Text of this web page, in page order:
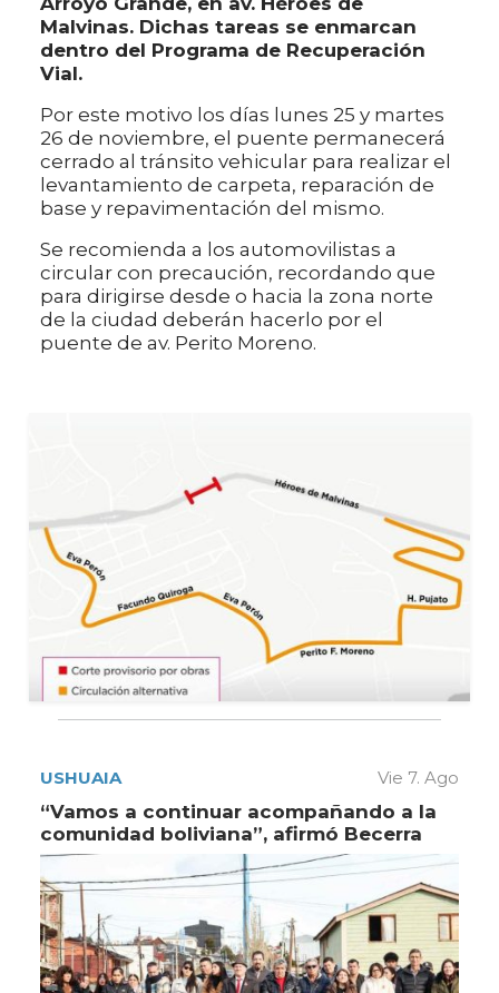
Malvinas. Dichas tareas se enmarcan
dentro del Programa de Recuperación
Vial.
Por este motivo los días lunes 25 y martes
26 de noviembre, el puente permanecerá
cerrado al tránsito vehicular para realizar el
levantamiento de carpeta, reparación de
base y repavimentación del mismo.
Se recomienda a los automovilistas a
circular con precaución, recordando que
para dirigirse desde o hacia la zona norte
de la ciudad deberán hacerlo por el
puente de av. Perito Moreno.
USHUAIA Vie 7. Ago
“Vamos a continuar acompañando a la
comunidad boliviana”, afirmó Becerra